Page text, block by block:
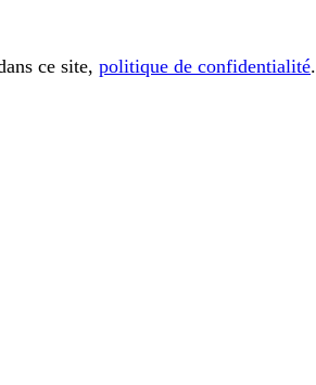
ce site, politique de confidentialité.